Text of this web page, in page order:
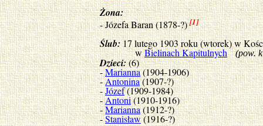
Żona:
- Józefa Baran (1878-?)[1]
Ślub:17 lutego 1903 roku (wtorek) w
wBielinach Kapitulnych (pow.
Dzieci:(6)
-Marianna(1904-1906)
-Antonina(1907-?)
-Józef(1909-1984)
-Antoni(1910-1916)
-Marianna(1912-?)
-Stanisław(1916-?)